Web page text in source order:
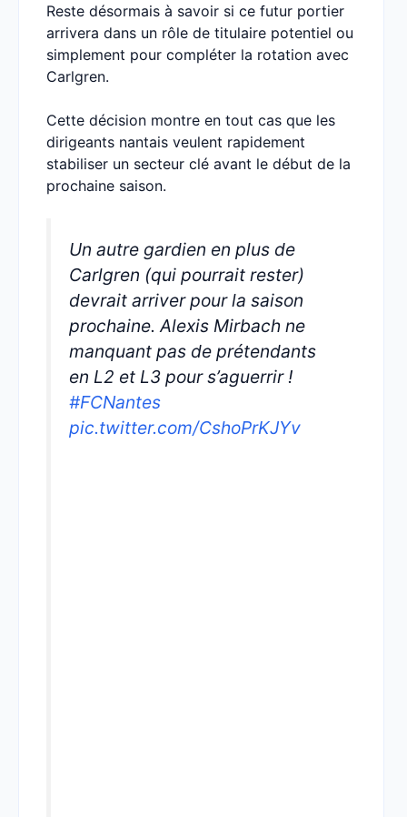
Reste désormais à savoir si ce futur portier
arrivera dans un rôle de titulaire potentiel ou
simplement pour compléter la rotation avec
Carlgren.
Cette décision montre en tout cas que les
dirigeants nantais veulent rapidement
stabiliser un secteur clé avant le début de la
prochaine saison.
Un autre gardien en plus de
Carlgren (qui pourrait rester)
devrait arriver pour la saison
prochaine. Alexis Mirbach ne
manquant pas de prétendants
en L2 et L3 pour s’aguerrir !
#FCNantes
pic.twitter.com/CshoPrKJYv